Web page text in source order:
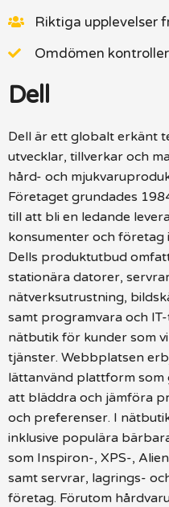
Riktiga upplevelser
Omdömen
Dell
Dell är ett globalt erkänt
utvecklar, tillverkar och
hård- och
Företaget grundades
till att bli en ledande
konsumenter och företag
Dells produktutbud
stationära datorer,
nätverksutrustning,
samt programvara och
nätbutik för kunder som
tjänster. Webbplatsen
lättanvänd plattform
att bläddra och jämföra
och preferenser. I
inklusive populära
som Inspiron-, XPS-,
samt servrar, lagrings-
företag. Förutom